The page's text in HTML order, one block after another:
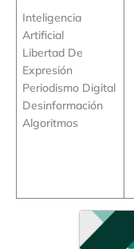
Inteligencia
Artificial
Libertad De
Expresión
Periodismo Digital
Desinformación
Algoritmos